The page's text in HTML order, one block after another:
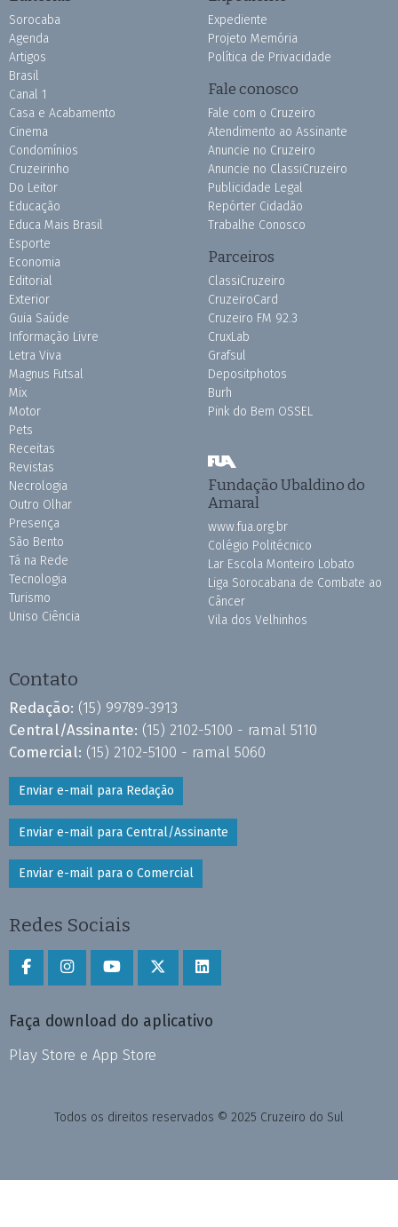
Sorocaba
Agenda
Artigos
Brasil
Canal 1
Casa e Acabamento
Cinema
Condomínios
Cruzeirinho
Do Leitor
Educação
Educa Mais Brasil
Esporte
Economia
Editorial
Exterior
Guia Saúde
Informação Livre
Letra Viva
Magnus Futsal
Mix
Motor
Pets
Receitas
Revistas
Necrologia
Outro Olhar
Presença
São Bento
Tá na Rede
Tecnologia
Turismo
Uniso Ciência
Expediente
Projeto Memória
Política de Privacidade
Fale conosco
Fale com o Cruzeiro
Atendimento ao Assinante
Anuncie no Cruzeiro
Anuncie no ClassiCruzeiro
Publicidade Legal
Repórter Cidadão
Trabalhe Conosco
Parceiros
ClassiCruzeiro
CruzeiroCard
Cruzeiro FM 92.3
CruxLab
Grafsul
Depositphotos
Burh
Pink do Bem OSSEL
Fundação Ubaldino do
Amaral
www.fua.org.br
Colégio Politécnico
Lar Escola Monteiro Lobato
Liga Sorocabana de Combate ao
Câncer
Vila dos Velhinhos
Contato
Redação: (15) 99789-3913
Central/Assinante: (15) 2102-5100 - ramal 5110
Comercial: (15) 2102-5100 - ramal 5060
Enviar e-mail para Redação
Enviar e-mail para Central/Assinante
Enviar e-mail para o Comercial
Redes Sociais
Faça download do aplicativo
Play Store e App Store
Todos os direitos reservados © 2025 Cruzeiro do Sul